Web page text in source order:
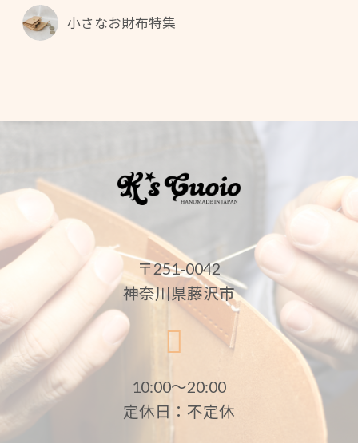
小さなお財布特集
〒251-0042
神奈川県藤沢市
10:00〜20:00
定休日：不定休